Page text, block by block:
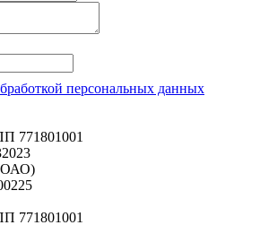
персональных данных
771801001
771801001